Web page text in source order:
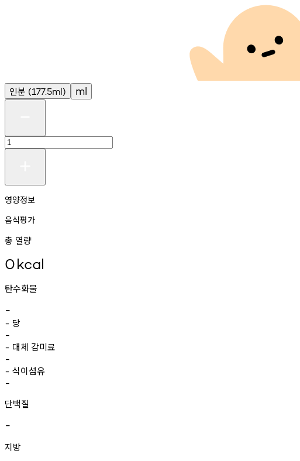
인분 (177.5ml) ml
영양정보
음식평가
총 열량
0kcal
탄수화물
-
- 당
-
- 대체 감미료
-
- 식이섬유
-
단백질
-
지방